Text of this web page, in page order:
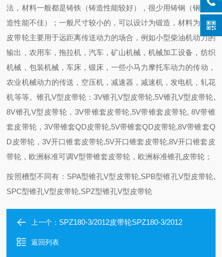
法，材料一般都是铸铁（铸造性能较好），很少用铸钢（钢的铸
造性能不佳）；一般尺寸较小的，可以设计为锻造，材料为钢。
皮带轮主要用于远距离传送动力的场合，例如小型柴油机动力的
输出，农用车，拖拉机，汽车，矿山机械，机械加工设备，纺织
机械，包装机械，车床，锻床，一些小马力摩托车动力的传动，
农业机械动力的传送，空压机，减速器，减速机，发电机，轧花
机等等。 锥孔V型皮带轮：3V锥孔V型皮带轮,5V锥孔V型皮带轮,
8V锥孔V型皮带轮，3V带锥套皮带轮,5V带锥套皮带轮, 8V带锥
套皮带轮，3V带锥套QD皮带轮,5V带锥套QD皮带轮,8V带锥套Q
D皮带轮，3V开口锥套皮带轮,5V开口锥套皮带轮,8V开口锥套皮
带轮，欧洲标准可调V型带锥套皮带轮，欧洲标准锥孔皮带轮；
按照槽型不同有：SPA型锥孔V型皮带轮,SPB型锥孔V型皮带轮,
SPC型锥孔V型皮带轮,SPZ型锥孔V型皮带轮
上一个： SPZ180-3/2012皮带轮SPZ180-3/2012
返回列表